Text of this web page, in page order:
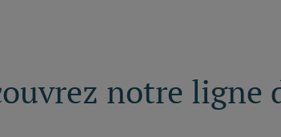
notre ligne